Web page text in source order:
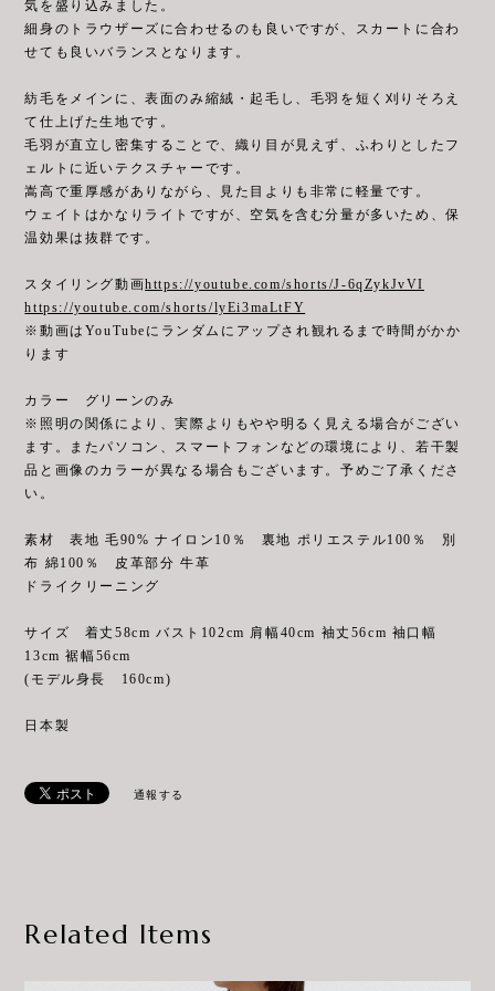
気を盛り込みました。
細身のトラウザーズに合わせるのも良いですが、スカートに合わ
せても良いバランスとなります。
紡毛をメインに、表面のみ縮絨・起毛し、毛羽を短く刈りそろえ
て仕上げた生地です。
毛羽が直立し密集することで、織り目が見えず、ふわりとしたフ
ェルトに近いテクスチャーです。
嵩高で重厚感がありながら、見た目よりも非常に軽量です。
ウェイトはかなりライトですが、空気を含む分量が多いため、保
温効果は抜群です。
スタイリング動画https://youtube.com/shorts/J-6qZykJvVI
https://youtube.com/shorts/lyEi3maLtFY
※動画はYouTubeにランダムにアップされ観れるまで時間がかか
ります
カラー グリーンのみ
※照明の関係により、実際よりもやや明るく見える場合がござい
ます。またパソコン、スマートフォンなどの環境により、若干製
品と画像のカラーが異なる場合もございます。予めご了承くださ
い。
素材 表地 毛90% ナイロン10％ 裏地 ポリエステル100％ 別
布 綿100％ 皮革部分 牛革
ドライクリーニング
サイズ 着丈58cm バスト102cm 肩幅40cm 袖丈56cm 袖口幅
13cm 裾幅56cm
(モデル身長 160cm)
日本製
通報する
Related Items